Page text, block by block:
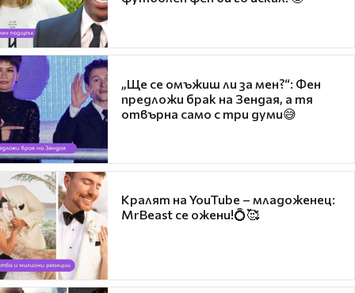
„Ще се омъжиш ли за мен?“: Фен
предложи брак на Зендая, а тя
отвърна само с три думи😅
Кралят на YouTube – младоженец:
MrBeast се ожени!💍🥰